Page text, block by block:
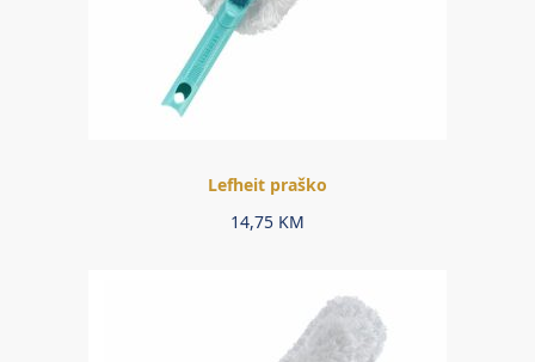
Lefheit praško
14,75 KM